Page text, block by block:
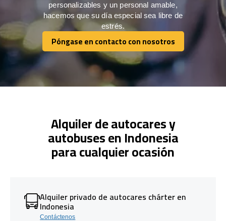
personalizables y un personal amable,
hacemos que su día especial sea libre de
estrés.
Póngase en contacto con nosotros
Póngase en contacto con nosotros
Alquiler de autocares y
autobuses en Indonesia
para cualquier ocasión
Alquiler privado de autocares chárter en
Indonesia
Contáctenos